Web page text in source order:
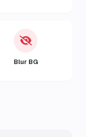
Blur BG